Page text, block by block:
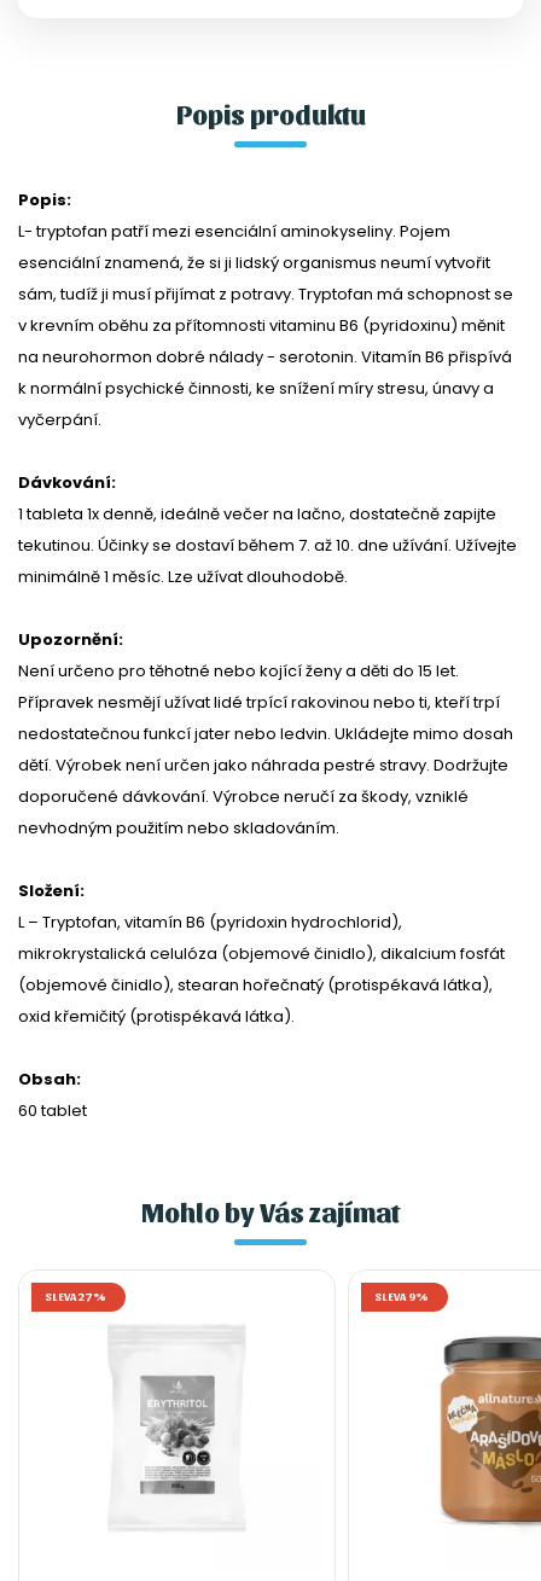
Popis produktu
Popis:
L- tryptofan patří mezi esenciální aminokyseliny. Pojem
esenciální znamená, že si ji lidský organismus neumí vytvořit
sám, tudíž ji musí přijímat z potravy. Tryptofan má schopnost se
v krevním oběhu za přítomnosti vitaminu B6 (pyridoxinu) měnit
na neurohormon dobré nálady - serotonin. Vitamín B6 přispívá
k normální psychické činnosti, ke snížení míry stresu, únavy a
vyčerpání.
Dávkování:
1 tableta 1x denně, ideálně večer na lačno, dostatečně zapijte
tekutinou. Účinky se dostaví během 7. až 10. dne užívání. Užívejte
minimálně 1 měsíc. Lze užívat dlouhodobě.
Upozornění:
Není určeno pro těhotné nebo kojící ženy a děti do 15 let.
Přípravek nesmějí užívat lidé trpící rakovinou nebo ti, kteří trpí
nedostatečnou funkcí jater nebo ledvin. Ukládejte mimo dosah
dětí. Výrobek není určen jako náhrada pestré stravy. Dodržujte
doporučené dávkování. Výrobce neručí za škody, vzniklé
nevhodným použitím nebo skladováním.
Složení:
L – Tryptofan, vitamín B6 (pyridoxin hydrochlorid),
mikrokrystalická celulóza (objemové činidlo), dikalcium fosfát
(objemové činidlo), stearan hořečnatý (protispékavá látka),
oxid křemičitý (protispékavá látka).
Obsah:
60 tablet
Mohlo by Vás zajímat
SLEVA 27% SLEVA 9%